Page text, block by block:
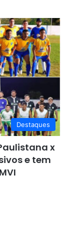
Destaques
x
e tem